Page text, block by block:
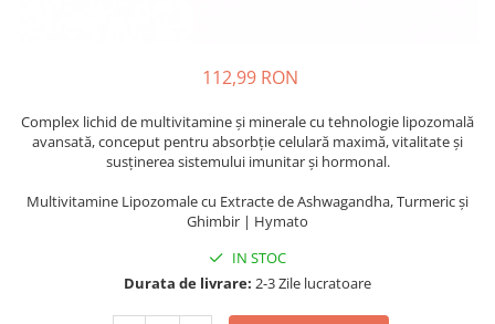
Creme pentru ochi
Balsam buze
Ghimbir
Ginkgo biloba
Ginseng
112,99 RON
Complex lichid de multivitamine și minerale cu tehnologie lipozomală
avansată, conceput pentru absorbție celulară maximă, vitalitate și
susținerea sistemului imunitar și hormonal.
Multivitamine Lipozomale cu Extracte de Ashwagandha, Turmeric și
Ghimbir | Hymato
IN STOC
Durata de livrare: 2-3 Zile lucratoare